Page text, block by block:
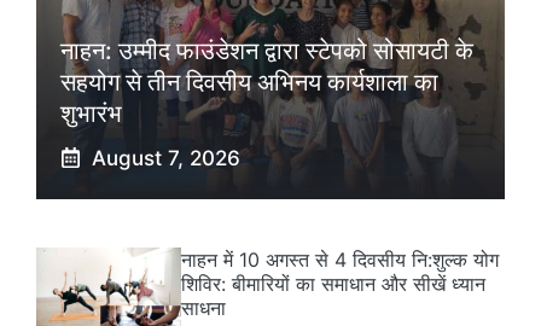
नाहन: उम्मीद फाउंडेशन द्वारा स्टेपको सोसायटी के
सहयोग से तीन दिवसीय अभिनय कार्यशाला का
शुभारंभ
August 7, 2026
नाहन में 10 अगस्त से 4 दिवसीय नि:शुल्क योग
शिविर: बीमारियों का समाधान और सीखें ध्यान
साधना